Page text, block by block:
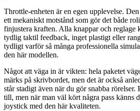
Throttle-enheten är en egen upplevelse.
ett mekaniskt motstånd som gör det både
finjustera kraften. Alla knappar och reglage
tydlig taktil feedback, inget plastigt eller
tydligt varför så många professionella
den här modellen.
Något att väga in är vikten: hela paketet
märks på skrivbordet, men det är också
står stadigt även när du gör snabba rörelser.
till, men när man väl kört några pass känns
joystick med den här kvaliteten.